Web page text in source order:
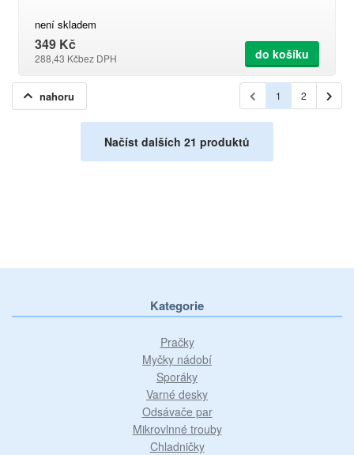
není skladem
349 Kč
288,43 Kčbez DPH do košíku
nahoru 1 2
Načíst dalších 21 produktů
Kategorie
Pračky
Myčky nádobí
Sporáky
Varné desky
Odsávače par
Mikrovlnné trouby
Chladničky